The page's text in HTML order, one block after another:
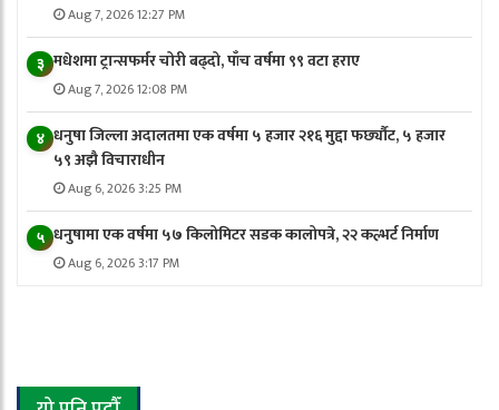
Aug 7, 2026 12:27 PM
३ मधेशमा ट्रान्सफर्मर चोरी बढ्दो, पाँच वर्षमा ९९ वटा हराए
Aug 7, 2026 12:08 PM
४ धनुषा जिल्ला अदालतमा एक वर्षमा ५ हजार २१६ मुद्दा फर्छ्यौट, ५ हजार
५९ अझै विचाराधीन
Aug 6, 2026 3:25 PM
५ धनुषामा एक वर्षमा ५७ किलोमिटर सडक कालोपत्रे, २२ कल्भर्ट निर्माण
Aug 6, 2026 3:17 PM